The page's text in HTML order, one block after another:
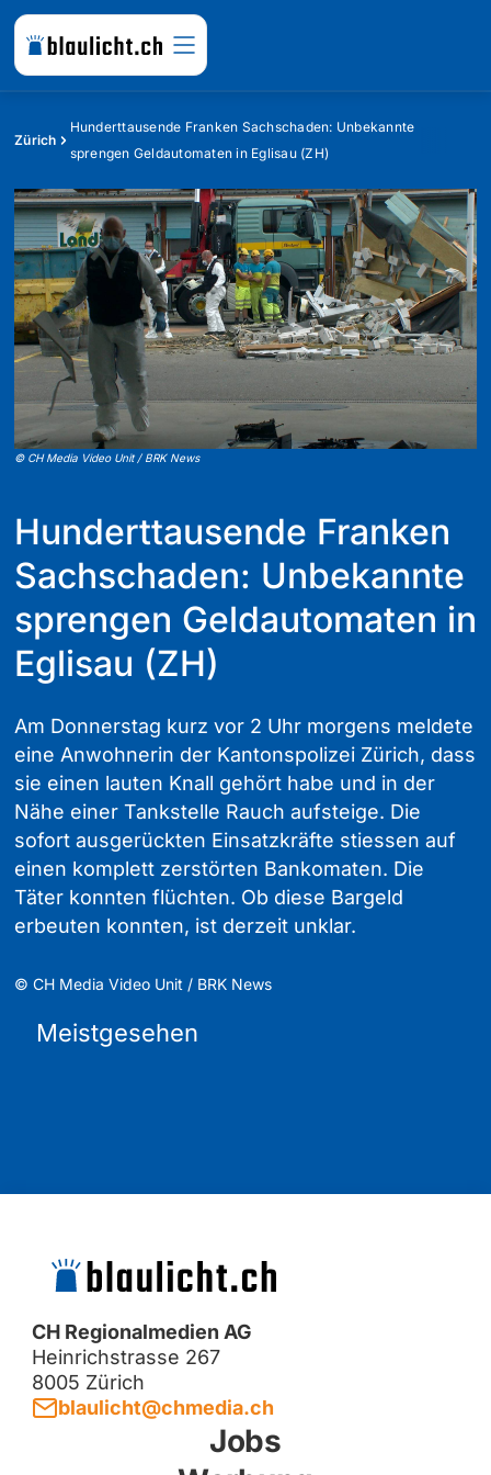
Zürich
Hunderttausende Franken Sachschaden: Unbekannte
sprengen Geldautomaten in Eglisau (ZH)
© CH Media Video Unit / BRK News
Hunderttausende Franken
Sachschaden: Unbekannte
sprengen Geldautomaten in
Eglisau (ZH)
Am Donnerstag kurz vor 2 Uhr morgens meldete
eine Anwohnerin der Kantonspolizei Zürich, dass
sie einen lauten Knall gehört habe und in der
Nähe einer Tankstelle Rauch aufsteige. Die
sofort ausgerückten Einsatzkräfte stiessen auf
einen komplett zerstörten Bankomaten. Die
Täter konnten flüchten. Ob diese Bargeld
erbeuten konnten, ist derzeit unklar.
© CH Media Video Unit / BRK News
Meistgesehen
CH Regionalmedien AG
Heinrichstrasse 267
8005 Zürich
blaulicht@chmedia.ch
Jobs